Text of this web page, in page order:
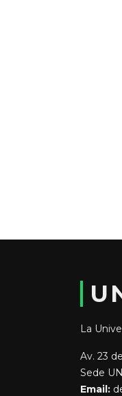
La
Av. 23
Sede
Email: